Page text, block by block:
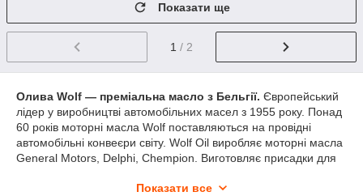
Показати ще
1 / 2
Олива Wolf — преміальна масло з Бельгії. Європейський
лідер у виробництві автомобільних масел з 1955 року. Понад
60 років моторні масла Wolf поставляються на провідні
автомобільні конвеєри світу. Wolf Oil виробляє моторні масла
General Motors, Delphi, Chempion. Виготовляє присадки для
Volkswagen, Honda, Cadillac, Isuzu рекомендують масла
Показати все